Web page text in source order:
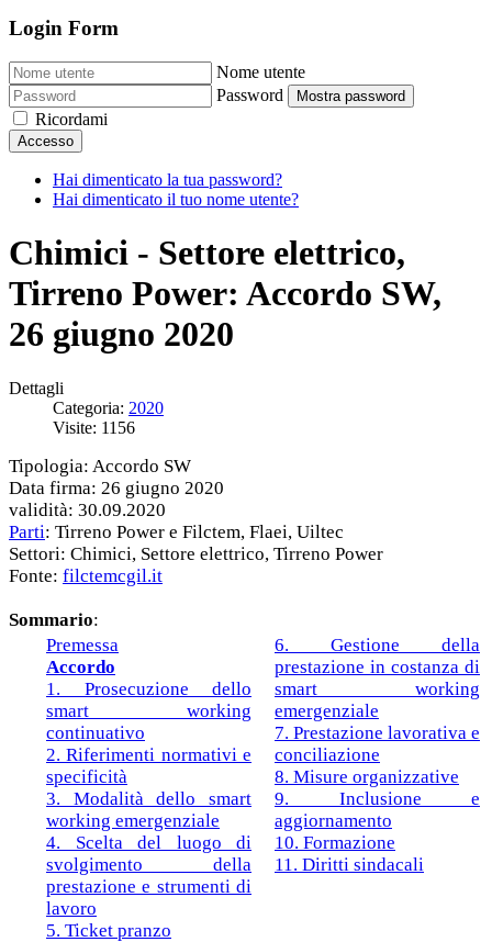
Login Form
Nome utente
Password
Mostra password
Ricordami
Accesso
Hai dimenticato la tua password?
Hai dimenticato il tuo nome utente?
Chimici - Settore elettrico,
Tirreno Power: Accordo SW,
26 giugno 2020
Dettagli
Categoria: 2020
Visite: 1156
Tipologia: Accordo SW
Data firma: 26 giugno 2020
validità: 30.09.2020
Parti: Tirreno Power e Filctem, Flaei, Uiltec
Settori: Chimici, Settore elettrico, Tirreno Power
Fonte: filctemcgil.it
Sommario:
Premessa
Accordo
1. Prosecuzione dello
smart working
continuativo
2. Riferimenti normativi e
specificità
3. Modalità dello smart
working emergenziale
4. Scelta del luogo di
svolgimento della
prestazione e strumenti di
lavoro
5. Ticket pranzo
6. Gestione della
prestazione in costanza di
smart working
emergenziale
7. Prestazione lavorativa e
conciliazione
8. Misure organizzative
9. Inclusione e
aggiornamento
10. Formazione
11. Diritti sindacali